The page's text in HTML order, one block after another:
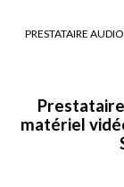
PRESTATAIRE
matériel